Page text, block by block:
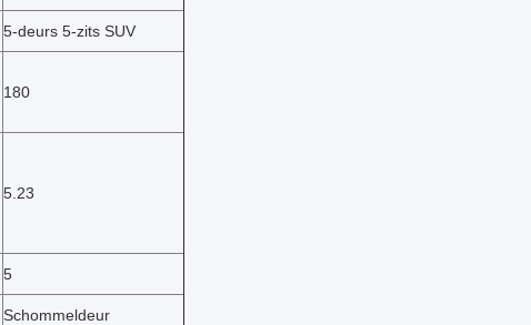
5-deurs 5-zits SUV
180
5.23
5
Schommeldeur